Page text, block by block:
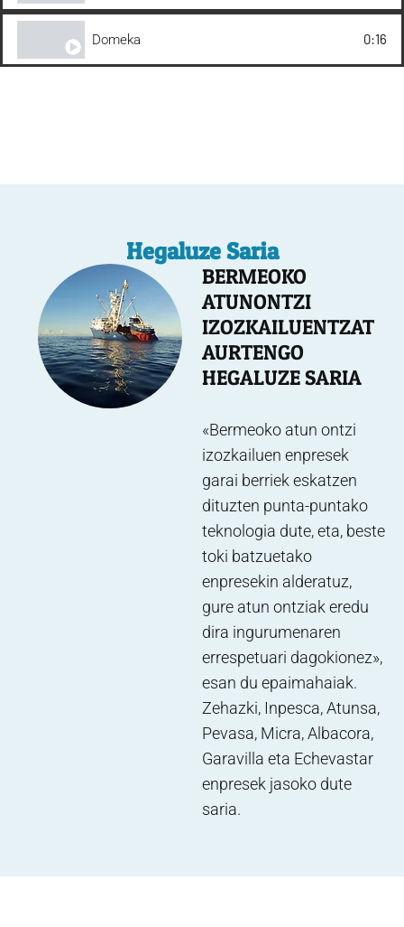
Domeka 0:16
Hegaluze Saria
BERMEOKO
ATUNONTZI
IZOZKAILUENTZAT
AURTENGO
HEGALUZE SARIA
«Bermeoko atun ontzi
izozkailuen enpresek
garai berriek eskatzen
dituzten punta-puntako
teknologia dute, eta, beste
toki batzuetako
enpresekin alderatuz,
gure atun ontziak eredu
dira ingurumenaren
errespetuari dagokionez»,
esan du epaimahaiak.
Zehazki, Inpesca, Atunsa,
Pevasa, Micra, Albacora,
Garavilla eta Echevastar
enpresek jasoko dute
saria.